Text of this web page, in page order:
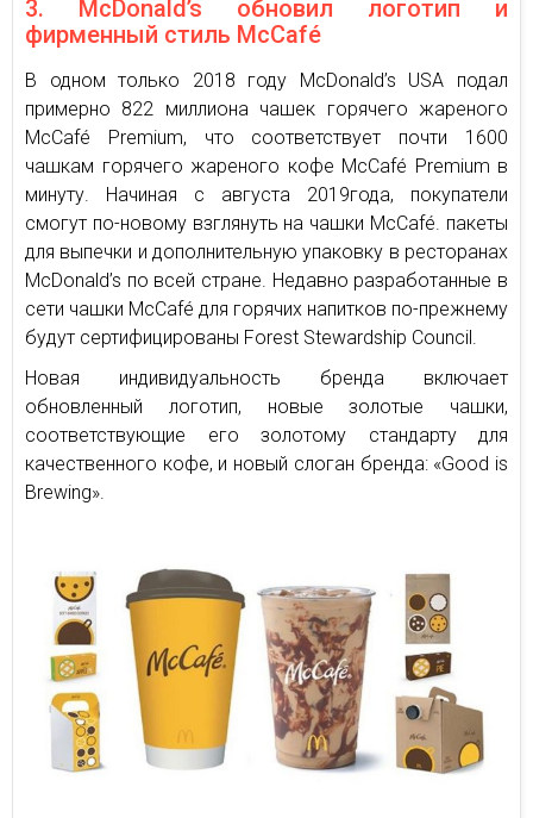
3. McDonald’s обновил логотип и
фирменный стиль McCafé
В одном только 2018 году McDonald’s USA подал
примерно 822 миллиона чашек горячего жареного
McCafé Premium, что соответствует почти 1600
чашкам горячего жареного кофе McCafé Premium в
минуту. Начиная с августа 2019года, покупатели
смогут по-новому взглянуть на чашки McCafé. пакеты
для выпечки и дополнительную упаковку в ресторанах
McDonald’s по всей стране. Недавно разработанные в
сети чашки McCafé для горячих напитков по-прежнему
будут сертифицированы Forest Stewardship Council.
Новая индивидуальность бренда включает
обновленный логотип, новые золотые чашки,
соответствующие его золотому стандарту для
качественного кофе, и новый слоган бренда: «Good is
Brewing».